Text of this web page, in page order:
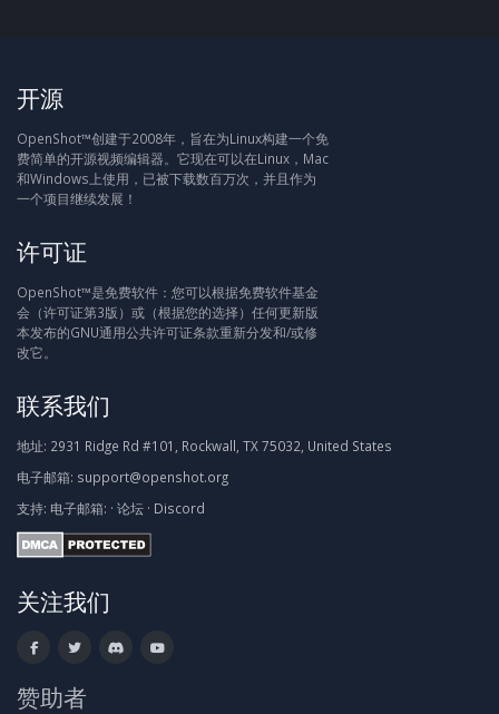
开源
OpenShot™创建于2008年，旨在为Linux构建一个免
费简单的开源视频编辑器。它现在可以在Linux，Mac
和Windows上使用，已被下载数百万次，并且作为
一个项目继续发展！
许可证
OpenShot™是免费软件：您可以根据免费软件基金
会（许可证第3版）或（根据您的选择）任何更新版
本发布的GNU通用公共许可证条款重新分发和/或修
改它。
联系我们
地址: 2931 Ridge Rd #101, Rockwall, TX 75032, United States
电子邮箱: support@openshot.org
支持: 电子邮箱: · 论坛 · Discord
关注我们
赞助者